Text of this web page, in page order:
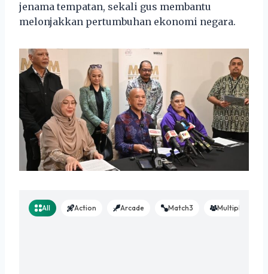
jenama tempatan, sekali gus membantu
melonjakkan pertumbuhan ekonomi negara.